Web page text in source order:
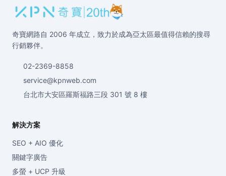
奇寶網路自 2006 年成立，致力於成為亞太區最值得信賴的搜尋
行銷夥伴。
02-2369-8858
service@kpnweb.com
台北市大安區羅斯福路三段 301 號 8 樓
解決方案
SEO + AIO 優化
關鍵字廣告
多螢 + UCP 升級